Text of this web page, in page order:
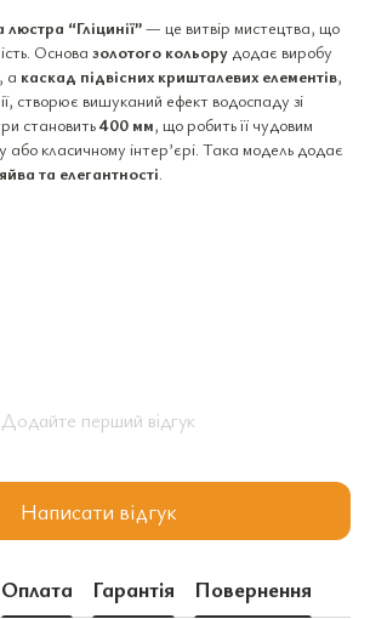
“Гліцинії”— це витвір мистецтва, що
Основа золотого кольору додає виробу
а каскад підвісних кришталевих елементів,
створює вишуканий ефект водоспаду зі
становить400 мм, що робить її чудовим
або класичному інтер’єрі. Така модель додає
та елегантності.
Додайте перший відгук
Написати відгук
Оплата Гарантія Повернення